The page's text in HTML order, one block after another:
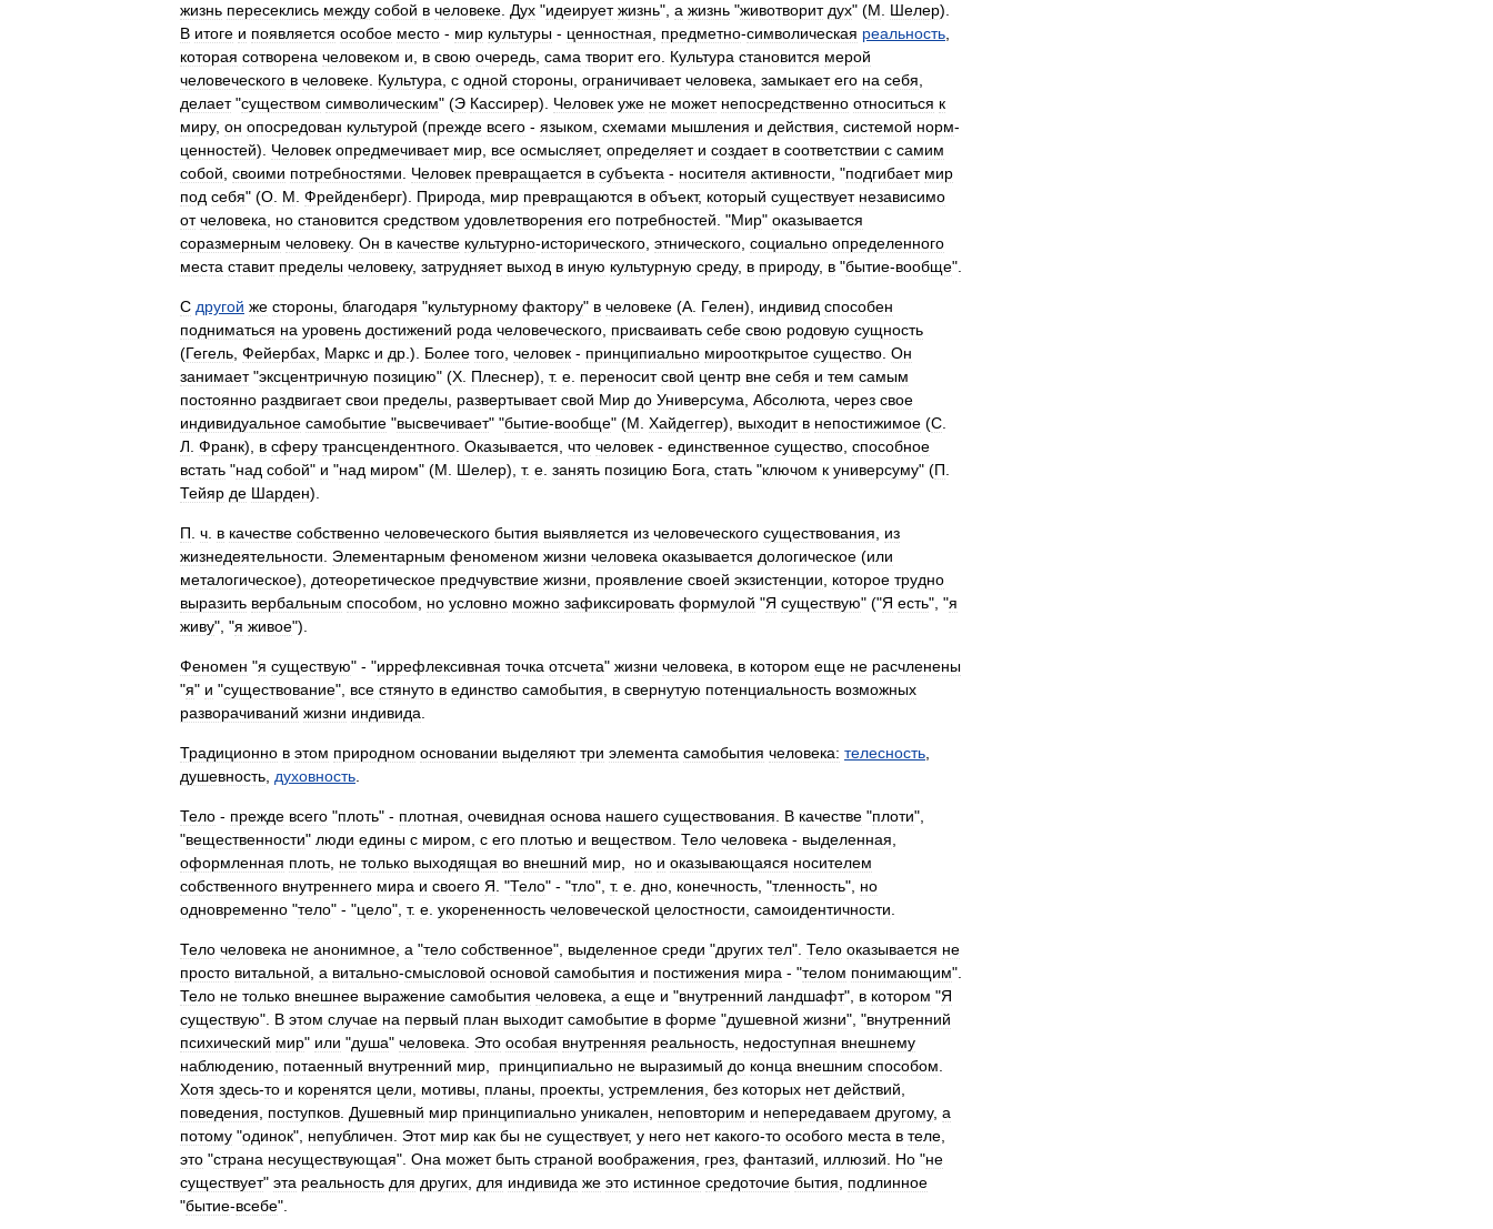
жизнь пересеклись между собой в человеке Дух "идеирует жизнь", а жизнь "животворит дух" (М Шелер).
В итоге и появляется особое место - мир культуры - ценностная предметно-символическая реальность
которая сотворена человеком и в свою очередь сама творит его Культура становится мерой
человеческого в человеке Культура с одной стороны ограничивает человека замыкает его на себя
делает"существом символическим" (Э Кассирер). Человек уже не может непосредственно относиться к
миру, он опосредован культурой (прежде всего - языком схемами мышления и действия системой норм-
ценностей). Человек опредмечивает мир все осмысляет, определяет и создает в соответствии с самим
собой своими потребностями Человек превращается в субъекта - носителя активности , "подгибает мир
под себя" (О М Фрейденберг). Природа мир превращаются в объект, который существует независимо
от человека но становится средством удовлетворения его потребностей . "Мир" оказывается
соразмерным человеку. Он в качестве культурно-исторического этнического социально определенного
места ставит пределы человеку, затрудняет выход в иную культурную среду, в природу, в "бытие-вообще".
С другой же стороны благодаря "культурному фактору" в человеке (А Гелен), индивид способен
подниматься на уровень достижений рода человеческого присваивать себе свою родовую сущность
(Гегель Фейербах Маркс и др .). Более того человек - принципиально мирооткрытое существо Он
занимает"эксцентричную позицию" (X Плеснер), т. е переносит свой центр вне себя и тем самым
постоянно раздвигает свои пределы развертывает свой Мир до Универсума Абсолюта через свое
индивидуальное самобытие "высвечивает" "бытие-вообще" (М Хайдеггер), выходит в непостижимое (С
Л Франк), в сферу трансцендентного Оказывается что человек - единственное существо способное
встать "над собой" и "над миром" (М Шелер), т. е занять позицию Бога стать "ключом к универсуму" (П
Тейяр де Шарден).
П ч в качестве собственно человеческого бытия выявляется из человеческого существования
из
жизнедеятельности
Элементарным феноменом жизни человека оказывается дологическое (или
металогическое), дотеоретическое предчувствие жизни проявление своей экзистенции которое трудно
выразить вербальным способом но условно можно зафиксировать формулой "Я существую" ("Я есть", "я
живу", "я живое").
Феномен "я существую" - "иррефлексивная точка отсчета" жизни человека в котором еще не расчленены
"я" и "существование", все стянуто в единство самобытия в свернутую потенциальность возможных
разворачиваний жизни индивида
Традиционно в этом природном основании выделяют три элемента самобытия человека: телесность
душевность духовность
Тело - прежде всего "плоть" - плотная очевидная основа нашего существования В качестве "плоти",
"вещественности" люди едины с миром с его плотью и веществом Тело человека - выделенная
оформленная плоть не только выходящая во внешний мир но и оказывающаяся носителем
собственного внутреннего мира и своего Я . "Тело" - "тло", т. е дно конечность , "тленность", но
одновременно "тело" - "цело", т. е укорененность человеческой целостности самоидентичности
Тело человека не анонимное а "тело собственное", выделенное среди "других тел". Тело оказывается не
просто витальной а витально-смысловой основой самобытия и постижения мира - "телом понимающим".
Тело не только внешнее выражение самобытия человека а еще и "внутренний ландшафт", в котором "Я
существую". В этом случае на первый план выходит самобытие в форме "душевной жизни", "внутренний
психический мир" или "душа" человека Это особая внутренняя реальность недоступная внешнему
наблюдению
потаенный внутренний мир принципиально не выразимый до конца внешним способом
Хотя здесь-то и коренятся цели мотивы планы проекты устремления без которых нет действий
поведения
поступков Душевный мир принципиально уникален неповторим и непередаваем другому, а
потому "одинок", непубличен Этот мир как бы не существует, у него нет какого-то особого места в теле
это "страна несуществующая". Она может быть страной воображения грез фантазий иллюзий Но "не
существует" эта реальность для других для индивида же это истинное средоточие бытия
подлинное
"бытие-всебе".